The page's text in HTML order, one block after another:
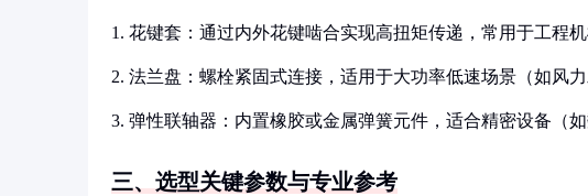
1. 花键套：通过内外花键啮合实现高扭矩传递，常用于工程
2. 法兰盘：螺栓紧固式连接，适用于大功率低速场景（如风力
3. 弹性联轴器：内置橡胶或金属弹簧元件，适合精密设备（
三、选型关键参数与专业参考